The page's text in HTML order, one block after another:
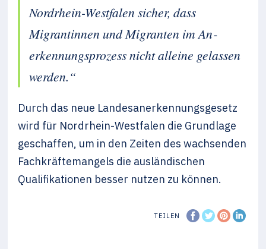
Nordrhein-Westfalen sicher, dass
Migrantinnen und Migranten im An­
erkennungsprozess nicht alleine gelassen
werden.“
Durch das neue Landesanerkennungsgesetz
wird für Nordrhein-Westfalen die Grundlage
geschaffen, um in den Zeiten des wachsenden
Fachkräftemangels die ausländischen
Qualifikationen besser nutzen zu können.
TEILEN